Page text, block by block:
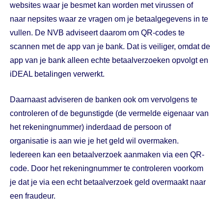
websites waar je besmet kan worden met virussen of
naar nepsites waar ze vragen om je betaalgegevens in te
vullen. De NVB adviseert daarom om QR-codes te
scannen met de app van je bank. Dat is veiliger, omdat de
app van je bank alleen echte betaalverzoeken opvolgt en
iDEAL betalingen verwerkt.
Daarnaast adviseren de banken ook om vervolgens te
controleren of de begunstigde (de vermelde eigenaar van
het rekeningnummer) inderdaad de persoon of
organisatie is aan wie je het geld wil overmaken.
Iedereen kan een betaalverzoek aanmaken via een QR-
code. Door het rekeningnummer te controleren voorkom
je dat je via een echt betaalverzoek geld overmaakt naar
een fraudeur.